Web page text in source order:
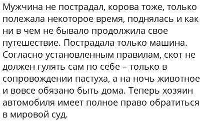
Мужчина не пострадал, корова тоже, только
полежала некоторое время, поднялась и как
ни в чем не бывало продолжила свое
путешествие. Пострадала только машина.
Согласно установленным правилам, скот не
должен гулять сам по себе – только в
сопровождении пастуха, а на ночь животное
и вовсе обязано быть дома. Теперь хозяин
автомобиля имеет полное право обратиться
в мировой суд.